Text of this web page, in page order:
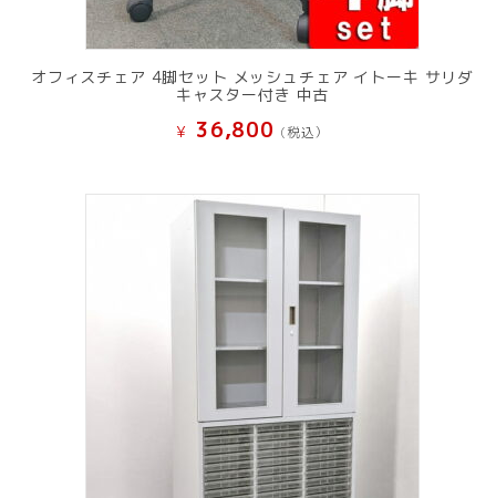
オフィスチェア 4脚セット メッシュチェア イトーキ サリダ
キャスター付き 中古
¥ 36,800 (税込）